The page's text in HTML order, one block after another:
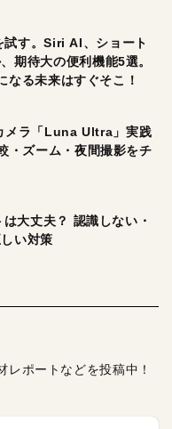
す。Siri AI、ショート
期待大の便利機能5選。
る未来はすぐそこ！
メラ「Luna Ultra」実践
・ズーム・夜間撮影をチ
大丈夫？ 認識しない・
い対策
ポートなどを投稿中！